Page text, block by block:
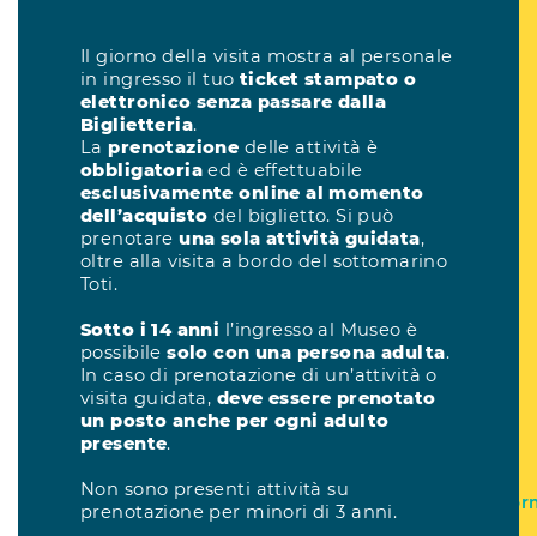
Il giorno della visita mostra al personale in
tuo
ticket stampato o elettronico senza
dalla Biglietteria
La
prenotazione delle attività è
effettuabile
esclusivamente online al
dell’acquisto
del biglietto. Si può prenotare
attività guidata , oltre alla visita a bordo del
sottomarino Toti.
Sotto i 14 anni
un’attività o visita guidata,deve essere
un posto anche per ogni adulto presente
Non sono presenti attività su prenotazione
di 3 anni.
Museo e su come pianificare la visita qui
https://www.museoscienza.org/it/visitare/
Il giorno della visita mostra al personale
in ingresso il tuo ticket stampato o
elettronico senza passare dalla
Biglietteria.
Laprenotazione delle attività è
obbligatoria ed è effettuabile
esclusivamente online al momento
dell’acquisto del biglietto. Si può
prenotareuna sola attività guidata,
oltre alla visita a bordo del sottomarino
Toti.
Sotto i 14 anni l’ingresso al Museo è
possibilesolo con una persona adulta.
In caso di prenotazione di un’attività o
visita guidata, deve essere prenotato
un posto anche per ogni adulto
presente.
Non sono presenti attività su
prenotazione per minori di 3 anni.